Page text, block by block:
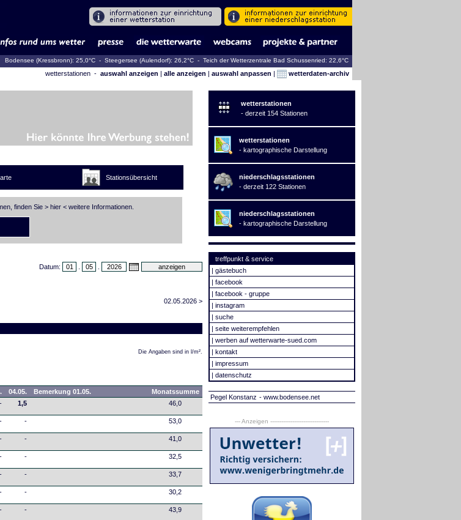
Bodensee (Kressbronn): 25,0°C - Steegersee (Aulendorf): 26,2°C - Teich der Wetterzentrale Bad Schussenried: 22,6°C
wetterstationen - auswahl anzeigen | alle anzeigen | auswahl anpassen | wetterdaten-archiv
Stationsübersicht
finden Sie > hier < weitere Informationen.
Datum:
02.05.2026 >
Die Angaben sind in l/m².
04.05. Bemerkung 01.05.
Monatssumme
- 1,5 46,0
- - 53,0
- - 41,0
- - 32,5
- - 33,7
- - 30,2
- - 43,9
wetterstationen
- derzeit 154 Stationen
wetterstationen
- kartographische Darstellung
niederschlagsstationen
- derzeit 122 Stationen
niederschlagsstationen
- kartographische Darstellung
treffpunkt & service
| gästebuch
| facebook
| facebook - gruppe
| instagram
| suche
| seite weiterempfehlen
| werben auf wetterwarte-sued.com
| kontakt
| impressum
| datenschutz
Pegel Konstanz - www.bodensee.net
--- Anzeigen --------------------------------